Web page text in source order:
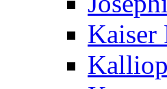
Kaiser